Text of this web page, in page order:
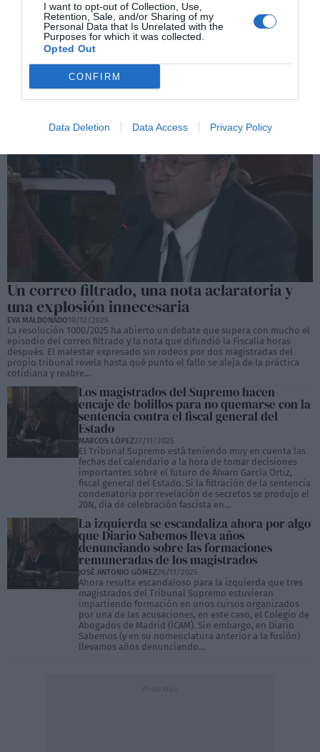
I want to opt-out of Collection, Use,
Retention, Sale, and/or Sharing of my
Personal Data that Is Unrelated with the
Purposes for which it was collected.
Opted Out
CONFIRM
Data Deletion Data Access Privacy Policy
cimientos del estándar penal
EVA MALDONADO 11/12/2025
La decisión del Supremo de inhabilitar al fiscal general
por revelación de secretos desata un choque sin
precedentes dentro de la carrera fiscal. La mayoría y la
minoría discrepan en los elementos esenciales del
razonamiento penal, y la crítica de la asociación
progresista apunta a un desplazamiento del estándar
de...
Un correo filtrado, una nota aclaratoria y
una explosión innecesaria
EVA MALDONADO10/12/2025
La resolución 1000/2025 ha abierto un debate que supera con mucho el
episodio del correo filtrado y la nota que difundió la Fiscalía horas
después. El malestar expresado sin rodeos por dos magistradas del
propio tribunal revela hasta qué punto el fallo se aleja de la práctica
cotidiana y reabre...
Los magistrados del Supremo hacen
encaje de bolillos para no quemarse con la
sentencia contra el fiscal general del
Estado
MARCOS LÓPEZ27/11/2025
El Tribunal Supremo está teniendo muy en cuenta las
fechas del calendario a la hora de tomar decisiones
importantes sobre el futuro de Álvaro García Ortiz,
fiscal general del Estado. Si la filtración de la sentencia
condenatoria por revelación de secretos se produjo el
20N, día de celebración fascista en...
La izquierda se escandaliza ahora por algo
que Diario Sabemos lleva años
denunciando sobre las formaciones
remuneradas de los magistrados
JOSÉ ANTONIO GÓMEZ26/11/2025
Ahora resulta escandaloso para la izquierda que tres
magistrados del Tribunal Supremo estuvieran
impartiendo formación en unos cursos organizados
por una de las acusaciones, en este caso, el Colegio de
Abogados de Madrid (ICAM). Sin embargo, en Diario
Sabemos (y en su nomenclatura anterior a la fusión)
llevamos años denunciando...